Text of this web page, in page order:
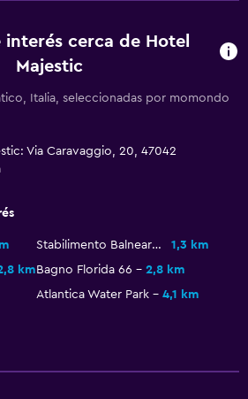
interés cerca de Hotel
Majestic
Italia, seleccionadas por momondo
Via Caravaggio, 20, 47042
Stabilimento Balneare Bagno Roberto 43
1,3 km
kmBagno Florida 66
2,8 km
Atlantica Water Park 4,1 km